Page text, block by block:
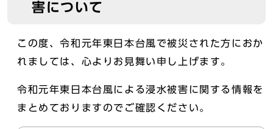
害について
この度、令和元年東日本台風で被災された方におか
れましては、心よりお見舞い申し上げます。
令和元年東日本台風による浸水被害に関する情報を
まとめておりますのでご確認ください。